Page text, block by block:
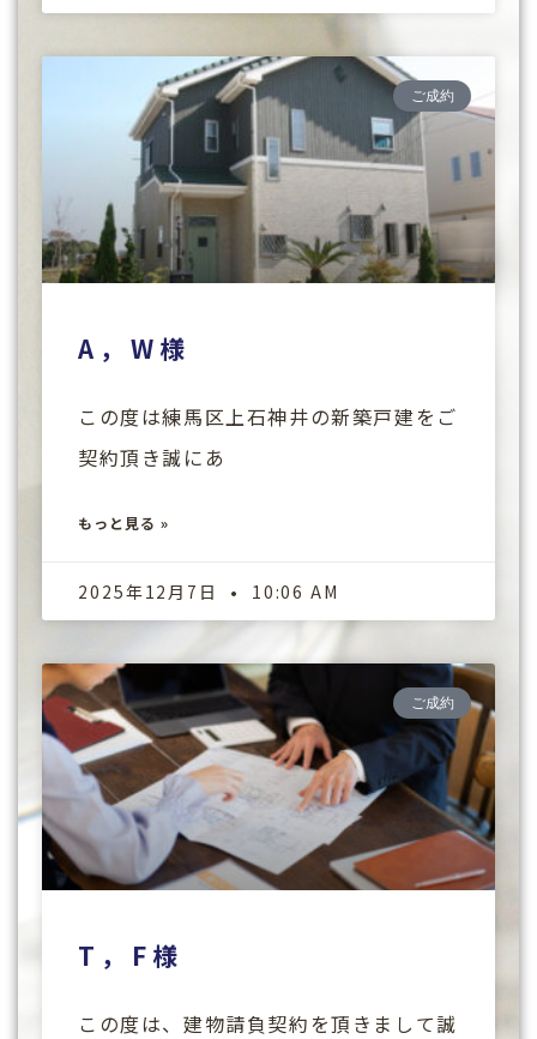
ご成約
A，W様
この度は練馬区上石神井の新築戸建をご
契約頂き誠にあ
もっと見る »
2025年12月7日 10:06 AM
ご成約
T，F様
この度は、建物請負契約を頂きまして誠